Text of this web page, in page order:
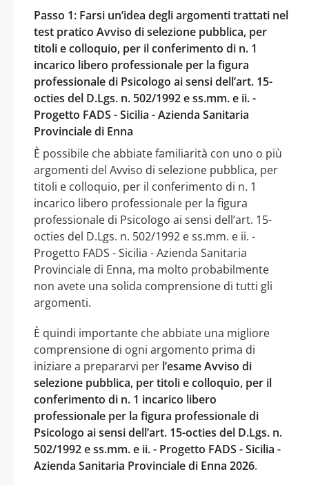
Passo 1: Farsi un’idea degli argomenti trattati nel
test pratico Avviso di selezione pubblica, per
titoli e colloquio, per il conferimento di n. 1
incarico libero professionale per la figura
professionale di Psicologo ai sensi dell’art. 15-
octies del D.Lgs. n. 502/1992 e ss.mm. e ii. -
Progetto FADS - Sicilia - Azienda Sanitaria
Provinciale di Enna
È possibile che abbiate familiarità con uno o più
argomenti del Avviso di selezione pubblica, per
titoli e colloquio, per il conferimento di n. 1
incarico libero professionale per la figura
professionale di Psicologo ai sensi dell’art. 15-
octies del D.Lgs. n. 502/1992 e ss.mm. e ii. -
Progetto FADS - Sicilia - Azienda Sanitaria
Provinciale di Enna, ma molto probabilmente
non avete una solida comprensione di tutti gli
argomenti.
È quindi importante che abbiate una migliore
comprensione di ogni argomento prima di
iniziare a prepararvi per l’esame Avviso di
selezione pubblica, per titoli e colloquio, per il
conferimento di n. 1 incarico libero
professionale per la figura professionale di
Psicologo ai sensi dell’art. 15-octies del D.Lgs. n.
502/1992 e ss.mm. e ii. - Progetto FADS - Sicilia -
Azienda Sanitaria Provinciale di Enna 2026.